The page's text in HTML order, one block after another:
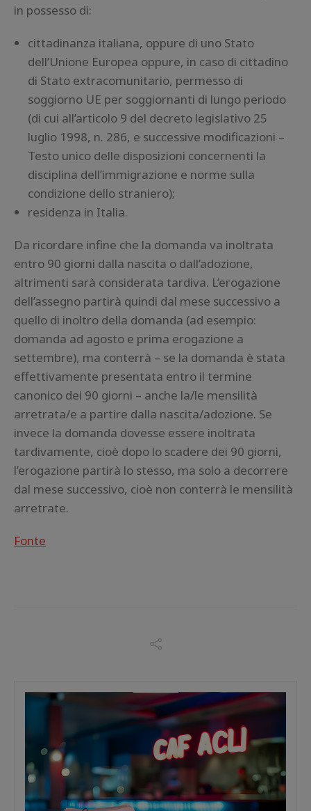
in possesso di:
cittadinanza italiana, oppure di uno Stato
dell’Unione Europea oppure, in caso di cittadino
di Stato extracomunitario, permesso di
soggiorno UE per soggiornanti di lungo periodo
(di cui all’articolo 9 del decreto legislativo 25
luglio 1998, n. 286, e successive modificazioni –
Testo unico delle disposizioni concernenti la
disciplina dell’immigrazione e norme sulla
condizione dello straniero);
residenza in Italia.
Da ricordare infine che la domanda va inoltrata
entro 90 giorni dalla nascita o dall’adozione,
altrimenti sarà considerata tardiva. L’erogazione
dell’assegno partirà quindi dal mese successivo a
quello di inoltro della domanda (ad esempio:
domanda ad agosto e prima erogazione a
settembre), ma conterrà – se la domanda è stata
effettivamente presentata entro il termine
canonico dei 90 giorni – anche la/le mensilità
arretrata/e a partire dalla nascita/adozione. Se
invece la domanda dovesse essere inoltrata
tardivamente, cioè dopo lo scadere dei 90 giorni,
l’erogazione partirà lo stesso, ma solo a decorrere
dal mese successivo, cioè non conterrà le mensilità
arretrate.
Fonte